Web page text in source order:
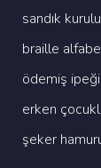
sandik
brai̇lle
ödemi̇ş
erken
şeker